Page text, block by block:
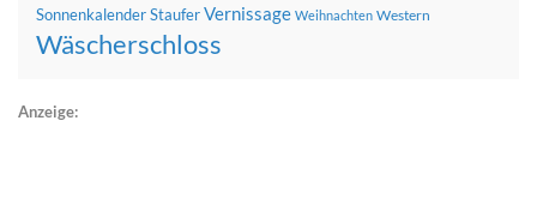
SonnenkalenderStauferVernissage Weihnachten Western
Wäscherschloss
Anzeige: